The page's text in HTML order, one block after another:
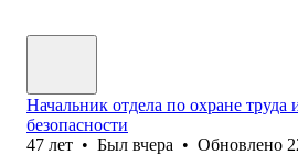
Начальник отдела по охране
безопасности
47 лет • Был вчера • Обновлено